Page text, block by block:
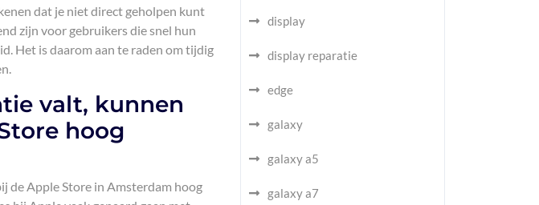
dat je niet direct geholpen kunt
zijn voor gebruikers die snel hun
Het is daarom aan te raden om tijdig
valt, kunnen
hoog
de Apple Store in Amsterdam hoog
display
display reparatie
edge
galaxy
galaxy a5
galaxy a7